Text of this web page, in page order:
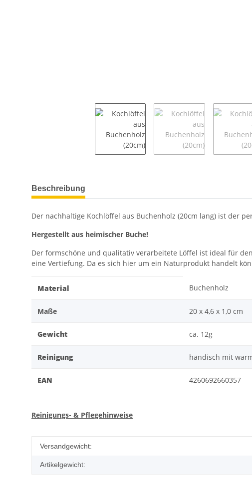
weitere Registerkarten anzeigen
Beschreibung
Der nachhaltige Kochlöffel aus Buchenholz (20cm lang) ist der
Hergestellt aus heimischer Buche!
Der formschöne und qualitativ verarbeitete Löffel ist ideal für
eine Vertiefung. Da es sich hier um ein Naturprodukt handelt
Material Buchenholz
Maße 20 x 4,6 x 1,0 cm
Gewicht ca. 12g
Reinigung händisch mit
EAN 4260692660357
Reinigungs- & Pflegehinweise
Produkteigenschaft
Wert
Versandgewicht:
Artikelgewicht: